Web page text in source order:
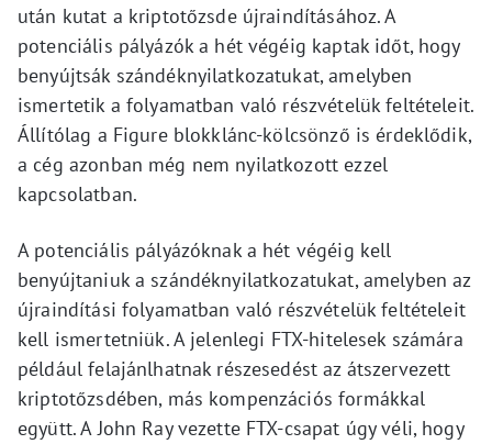
után kutat a kriptotőzsde újraindításához. A
potenciális pályázók a hét végéig kaptak időt, hogy
benyújtsák szándéknyilatkozatukat, amelyben
ismertetik a folyamatban való részvételük feltételeit.
Állítólag a Figure blokklánc-kölcsönző is érdeklődik,
a cég azonban még nem nyilatkozott ezzel
kapcsolatban.
A potenciális pályázóknak a hét végéig kell
benyújtaniuk a szándéknyilatkozatukat, amelyben az
újraindítási folyamatban való részvételük feltételeit
kell ismertetniük. A jelenlegi FTX-hitelesek számára
például felajánlhatnak részesedést az átszervezett
kriptotőzsdében, más kompenzációs formákkal
együtt. A John Ray vezette FTX-csapat úgy véli, hogy